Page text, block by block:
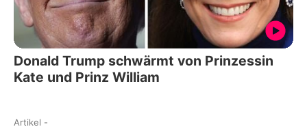
Donald Trump schwärmt von Prinzessin
Kate und Prinz William
Artikel -